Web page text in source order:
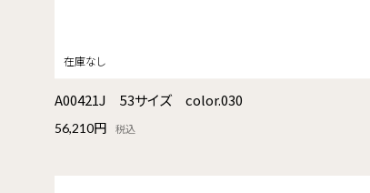
A00421J 53サイズ color.030
56,210円 税込